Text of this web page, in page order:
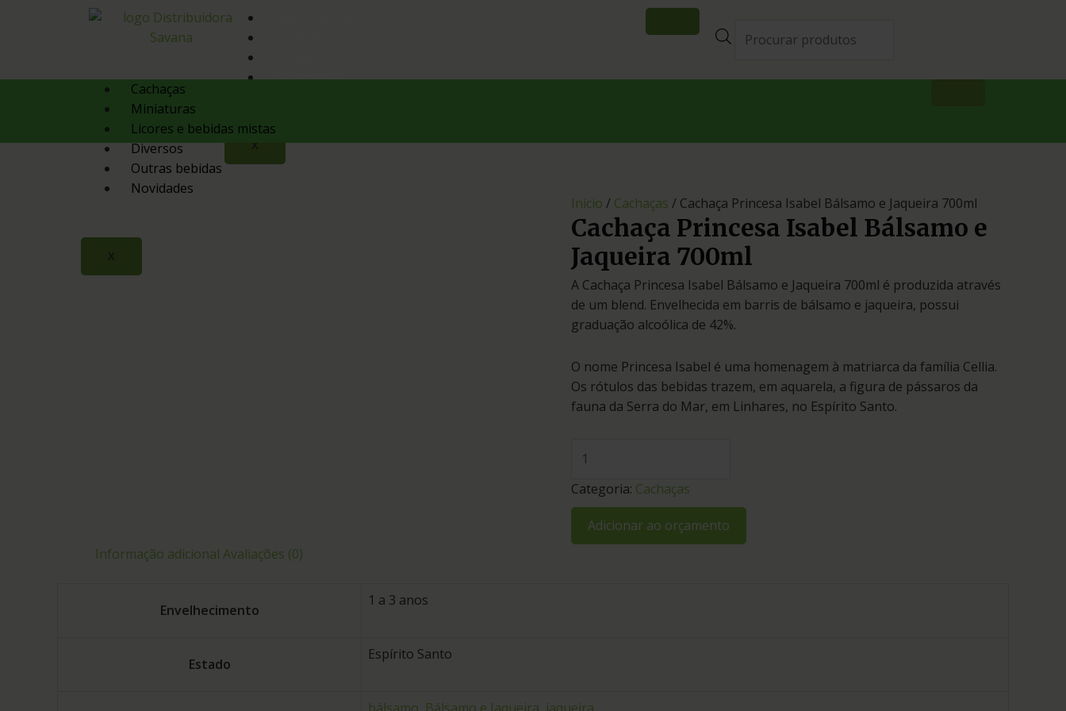
Orçamento
X
Cachaças
Miniaturas
Licores e bebidas mistas
Diversos
Outras bebidas
Novidades
X
Início / Cachaças / Cachaça Princesa Isabel Bálsamo e Jaqueira 700ml
Cachaça Princesa Isabel Bálsamo e
Jaqueira 700ml
A Cachaça Princesa Isabel Bálsamo e Jaqueira 700ml é produzida através
de um blend. Envelhecida em barris de bálsamo e jaqueira, possui
graduação alcoólica de 42%.
O nome Princesa Isabel é uma homenagem à matriarca da família Cellia.
Os rótulos das bebidas trazem, em aquarela, a figura de pássaros da
fauna da Serra do Mar, em Linhares, no Espírito Santo.
Categoria: Cachaças
Adicionar ao orçamento
Informação adicional Avaliações (0)
Envelhecimento
1 a 3 anos
Estado
Espírito Santo